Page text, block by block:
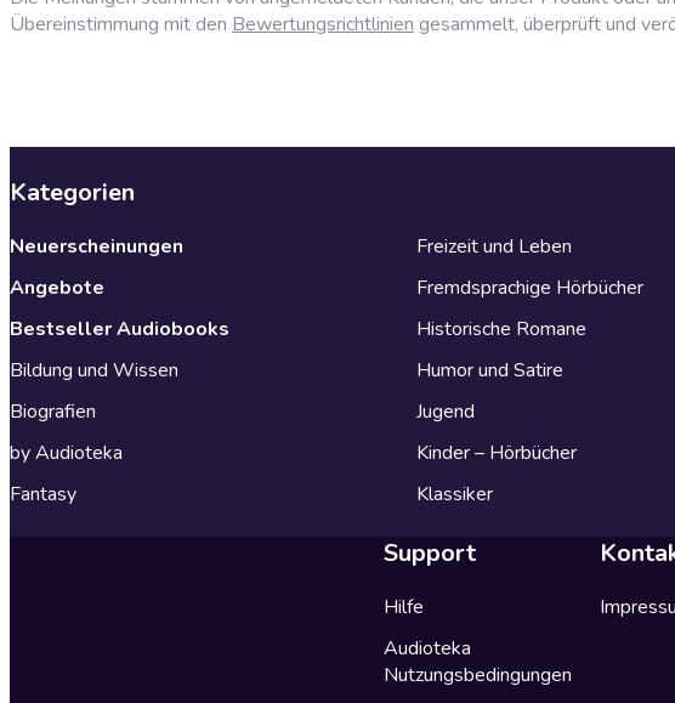
Übereinstimmung mit den Bewertungsrichtlinien gesammelt, überprüft und
Kategorien
Neuerscheinungen
Angebote
Bestseller Audiobooks
Bildung und Wissen
Biografien
by Audioteka
Fantasy
Freizeit und Leben
Fremdsprachige Hörbücher
Historische Romane
Humor und Satire
Jugend
Kinder – Hörbücher
Klassiker
Support
Hilfe
Audioteka
Nutzungsbedingungen